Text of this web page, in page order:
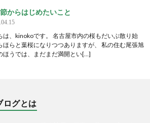
からはじめたいこと
は、kinokoです。 名古屋市内の桜もだいぶ散り始
ほらと葉桜になりつつありますが、 私の住む尾張旭
ほうでは、まだまだ満開とい[…]
ログとは